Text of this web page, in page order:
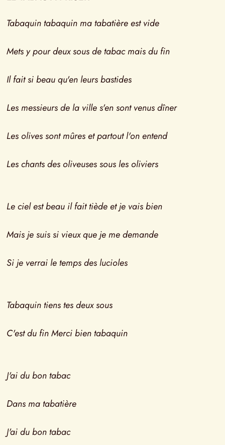
Tabaquin tabaquin ma tabatière est vide
Mets y pour deux sous de tabac mais du fin
Il fait si beau qu'en leurs bastides
Les messieurs de la ville s'en sont venus dîner
Les olives sont mûres et partout l'on entend
Les chants des oliveuses sous les oliviers
Le ciel est beau il fait tiède et je vais bien
Mais je suis si vieux que je me demande
Si je verrai le temps des lucioles
Tabaquin tiens tes deux sous
C'est du fin Merci bien tabaquin
J'ai du bon tabac
Dans ma tabatière
J'ai du bon tabac